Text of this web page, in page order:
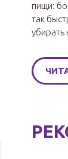
пищи:
так
убирать